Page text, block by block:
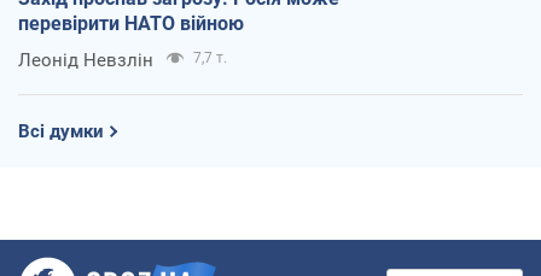
перевірити НАТО війною
Леонід Невзлін 7,7 т.
Всі думки